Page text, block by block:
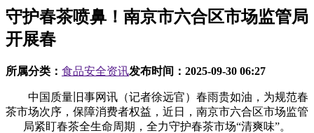
守护春茶喷鼻！南京市六合区市场监管局
开展春
所属分类： 食品安全资讯发布时间： 2025-09-30 06:27
中国质量旧事网讯（记者徐远官）春雨贵如油，为规范春
茶市场次序，保障消费者权益，近日，南京市六合区市场监管
局紧盯春茶全生命周期，全力守护春茶市场“清爽味”。